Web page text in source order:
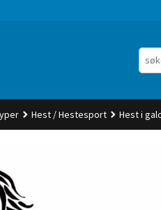
Hest / Hestesport Hest i